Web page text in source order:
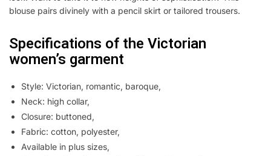
blouse pairs divinely with a pencil skirt or tailored trousers.
Specifications of the Victorian
women’s garment
Style: Victorian, romantic, baroque,
Neck: high collar,
Closure: buttoned,
Fabric: cotton, polyester,
Available in plus sizes,